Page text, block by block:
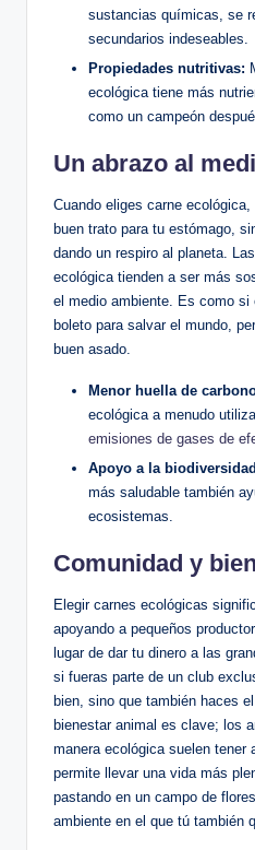
sustancias químicas, se
secundarios indeseables.
Propiedades nutritivas:
ecológica tiene más
como un campeón
Un abrazo al
Cuando eliges carne
buen trato para tu estómago,
dando un respiro al planeta.
ecológica tienden a ser más
el medio ambiente. Es como si
boleto para salvar el mundo,
buen asado.
Menor huella de
ecológica a menudo
emisiones de gases de
Apoyo a la
más saludable también
ecosistemas.
Comunidad y
Elegir carnes ecológicas
apoyando a pequeños
lugar de dar tu dinero a las
si fueras parte de un club
bien, sino que también haces
bienestar animal es clave; los
manera ecológica suelen tener
permite llevar una vida más
pastando en un campo de
ambiente en el que tú también